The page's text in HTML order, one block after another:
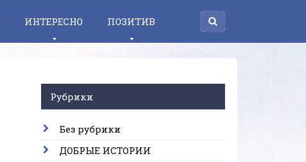
ИНТЕРЕСНО ПОЗИТИВ
Рубрики
Без рубрики
ДОБРЫЕ ИСТОРИИ